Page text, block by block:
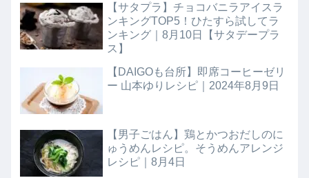
【サタプラ】チョコバニラアイスラ
ンキングTOP5！ひたすら試してラ
ンキング｜8月10日【サタデープラ
ス】
【DAIGOも台所】即席コーヒーゼリ
ー 山本ゆりレシピ｜2024年8月9日
【男子ごはん】鶏とかつおだしのに
ゅうめんレシピ。そうめんアレンジ
レシピ｜8月4日